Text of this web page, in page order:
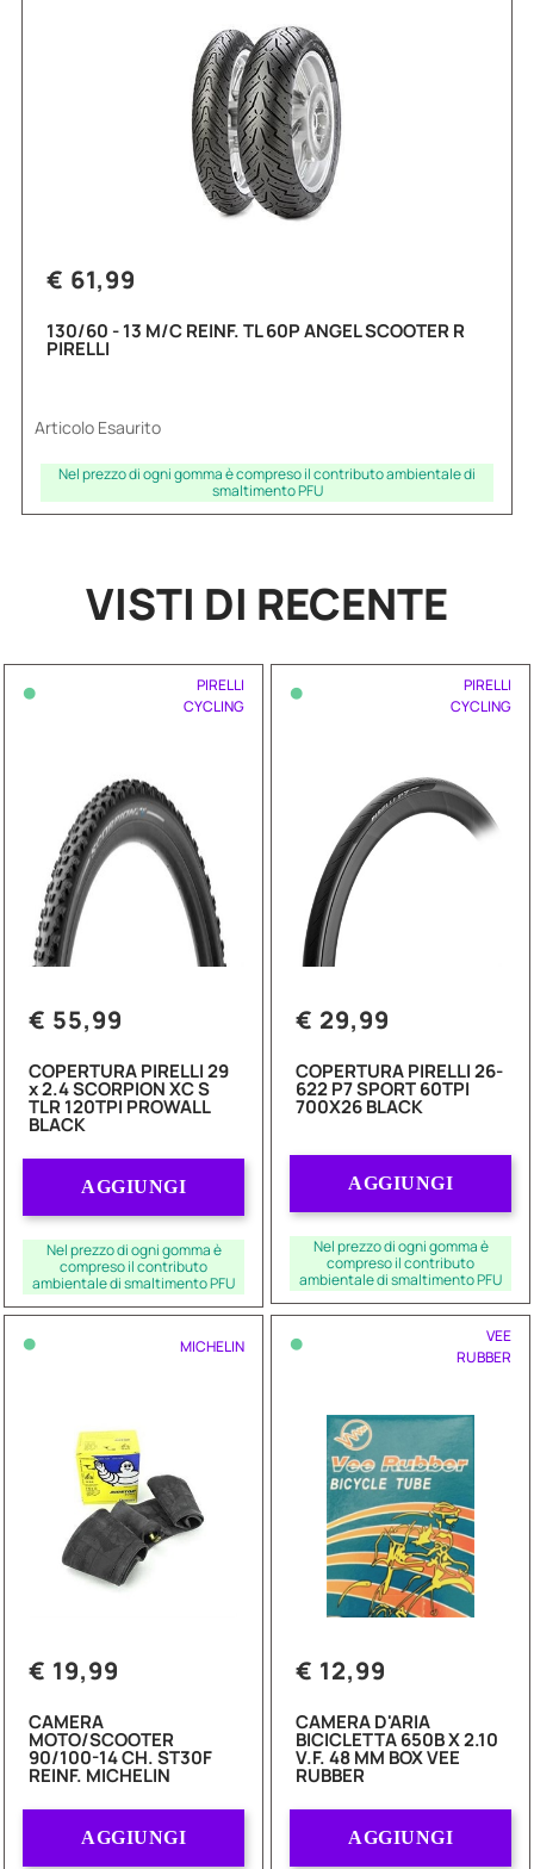
€ 61,99
130/60 - 13 M/C REINF. TL 60P ANGEL SCOOTER R
PIRELLI
Articolo Esaurito
Nel prezzo di ogni gomma è compreso il contributo ambientale di
smaltimento PFU
VISTI DI RECENTE
•
PIRELLI
CYCLING
€ 55,99
COPERTURA PIRELLI 29
x 2.4 SCORPION XC S
TLR 120TPI PROWALL
BLACK
AGGIUNGI
Nel prezzo di ogni gomma è
compreso il contributo
ambientale di smaltimento PFU
•
PIRELLI
CYCLING
€ 29,99
COPERTURA PIRELLI 26-
622 P7 SPORT 60TPI
700X26 BLACK
AGGIUNGI
Nel prezzo di ogni gomma è
compreso il contributo
ambientale di smaltimento PFU
• MICHELIN
€ 19,99
CAMERA
MOTO/SCOOTER
90/100-14 CH. ST30F
REINF. MICHELIN
AGGIUNGI
•
VEE
RUBBER
€ 12,99
CAMERA D'ARIA
BICICLETTA 650B X 2.10
V.F. 48 MM BOX VEE
RUBBER
AGGIUNGI